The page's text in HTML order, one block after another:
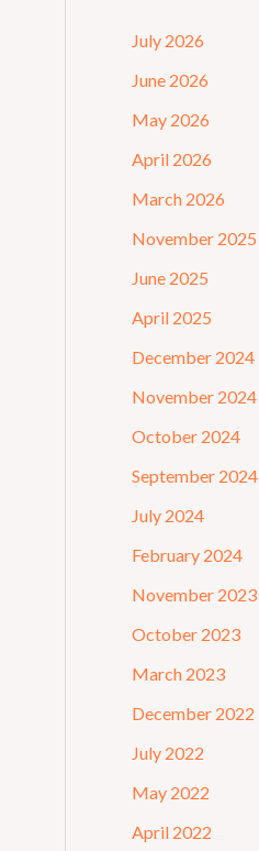
July 2026
June 2026
May 2026
April 2026
March 2026
November 2025
June 2025
April 2025
December 2024
November 2024
October 2024
September 2024
July 2024
February 2024
November 2023
October 2023
March 2023
December 2022
July 2022
May 2022
April 2022